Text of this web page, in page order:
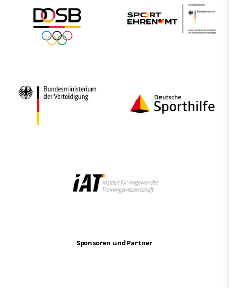
Sponsoren und Partner